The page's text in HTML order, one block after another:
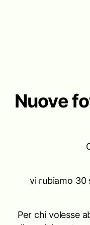
Nuove
vi rubiamo 30
Per chi volesse